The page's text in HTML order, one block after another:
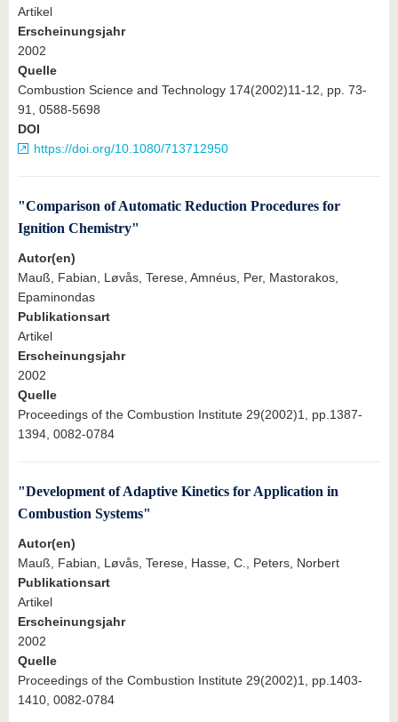
Artikel
Erscheinungsjahr
2002
Quelle
Combustion Science and Technology 174(2002)11-12, pp. 73-
91, 0588-5698
DOI
https://doi.org/10.1080/713712950
"Comparison of Automatic Reduction Procedures for
Ignition Chemistry"
Autor(en)
Mauß, Fabian, Løvås, Terese, Amnéus, Per, Mastorakos,
Epaminondas
Publikationsart
Artikel
Erscheinungsjahr
2002
Quelle
Proceedings of the Combustion Institute 29(2002)1, pp.1387-
1394, 0082-0784
"Development of Adaptive Kinetics for Application in
Combustion Systems"
Autor(en)
Mauß, Fabian, Løvås, Terese, Hasse, C., Peters, Norbert
Publikationsart
Artikel
Erscheinungsjahr
2002
Quelle
Proceedings of the Combustion Institute 29(2002)1, pp.1403-
1410, 0082-0784